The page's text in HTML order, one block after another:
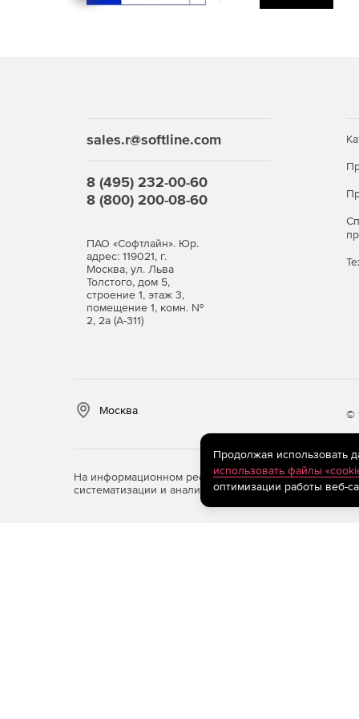
системы защиты (предохранительные
влияние скорости движения и глубины
подбор трактора по тяговому классу;
схемы навески и сцепки;
настройка трёхточечной навески;
Настройка и регулировка плугов:
установка глубины вспашки;
регулировка угла атаки корпусов;
sales.r@softline.com
8 (495) 232-00-60
8 (800) 200-08-60
ПАО «Софтлайн». Юр.
адрес: 119021, г.
Москва, ул. Льва
Толстого, дом 5,
строение 1, этаж 3,
помещение 1, комн. №
2, 2а (А-311)
Москва ©
На информационном ресурсе store.softline.ru
систематизации и анализа сведений, относящихся
Продолжая использовать
использовать файлы
оптимизации работы веб-